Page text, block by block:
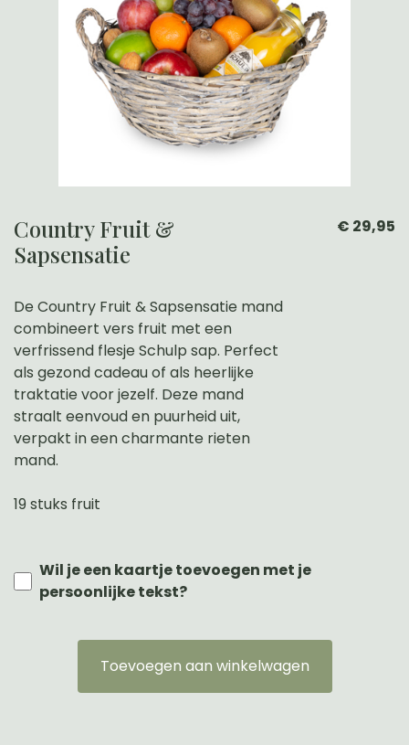
Country Fruit &
Sapsensatie
De Country Fruit & Sapsensatie mand
combineert vers fruit met een
verfrissend flesje Schulp sap. Perfect
als gezond cadeau of als heerlijke
traktatie voor jezelf. Deze mand
straalt eenvoud en puurheid uit,
verpakt in een charmante rieten
mand.
19 stuks fruit
€ 29,95
Wil je een kaartje toevoegen met je
persoonlijke tekst?
Toevoegen aan winkelwagen